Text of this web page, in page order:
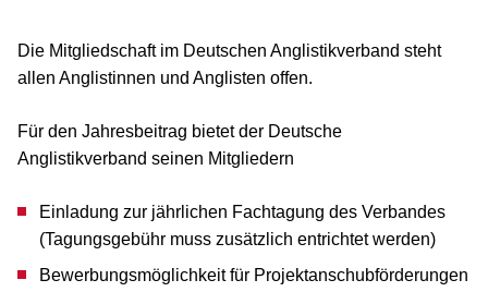
Die Mitgliedschaft im Deutschen Anglistikverband steht
allen Anglistinnen und Anglisten offen.
Für den Jahresbeitrag bietet der Deutsche
Anglistikverband seinen Mitgliedern
Einladung zur jährlichen Fachtagung des Verbandes
(Tagungsgebühr muss zusätzlich entrichtet werden)
Bewerbungsmöglichkeit für Projektanschubförderungen